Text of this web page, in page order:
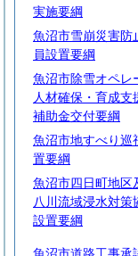
実施要綱
魚沼市雪崩災害防
員設置要綱
魚沼市除雪オペレ
人材確保・育成支
補助金交付要綱
魚沼市地すべり巡
置要綱
魚沼市四日町地区
八川流域浸水対策
設置要綱